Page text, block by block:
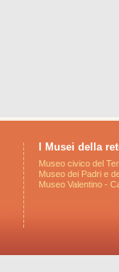
I Musei della
Museo civico del
Museo dei Padri e
Museo Valentino -